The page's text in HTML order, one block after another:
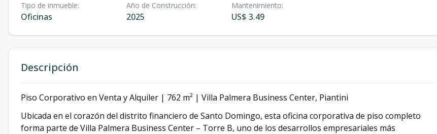
Tipo de inmueble:
Oficinas
Año de Construcción:
2025
Mantenimiento:
US$ 3.49
Descripción
Piso Corporativo en Venta y Alquiler | 762 m² | Villa Palmera Business Center, Piantini
Ubicada en el corazón del distrito financiero de Santo Domingo, esta oficina corporativa de piso completo
forma parte de Villa Palmera Business Center – Torre B, uno de los desarrollos empresariales más